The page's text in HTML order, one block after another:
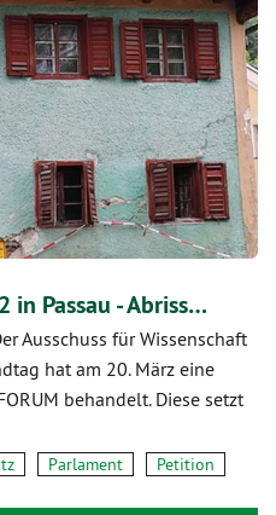
in Passau - Abriss…
Ausschuss für Wissenschaft
hat am 20. März eine
behandelt. Diese setzt
Parlament Petition